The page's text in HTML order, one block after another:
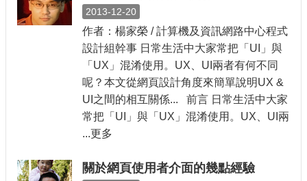
2013-12-20
作者：楊家榮 / 計算機及資訊網路中心程式
設計組幹事 日常生活中大家常把「UI」與
「UX」混淆使用。UX、UI兩者有何不同
呢？本文從網頁設計角度來簡單說明UX &
UI之間的相互關係... 前言 日常生活中大家
常把「UI」與「UX」混淆使用。UX、UI兩
...更多
關於網頁使用者介面的幾點經驗